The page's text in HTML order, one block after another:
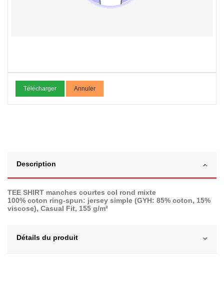
Télécharger Annuler
Description
TEE SHIRT manches courtes col rond mixte
100% coton ring-spun: jersey simple (GYH: 85% coton, 15%
viscose), Casual Fit, 155 g/m²
Détails du produit